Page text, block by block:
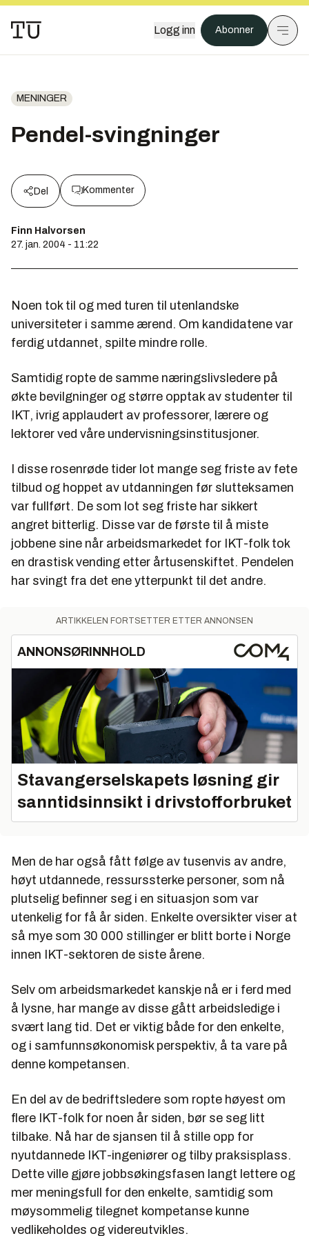
Logg inn Abonner
MENINGER
Pendel-svingninger
Del Kommenter
Finn Halvorsen
27. jan. 2004 - 11:22
Noen tok til og med turen til utenlandske
universiteter i samme ærend. Om kandidatene var
ferdig utdannet, spilte mindre rolle.
Samtidig ropte de samme næringslivsledere på
økte bevilgninger og større opptak av studenter til
IKT, ivrig applaudert av professorer, lærere og
lektorer ved våre undervisningsinstitusjoner.
I disse rosenrøde tider lot mange seg friste av fete
tilbud og hoppet av utdanningen før slutteksamen
var fullført. De som lot seg friste har sikkert
angret bitterlig. Disse var de første til å miste
jobbene sine når arbeidsmarkedet for IKT-folk tok
en drastisk vending etter årtusenskiftet. Pendelen
har svingt fra det ene ytterpunkt til det andre.
ARTIKKELEN FORTSETTER ETTER ANNONSEN
ANNONSØRINNHOLD
Stavangerselskapets løsning gir
sanntidsinnsikt i drivstofforbruket
Men de har også fått følge av tusenvis av andre,
høyt utdannede, ressurssterke personer, som nå
plutselig befinner seg i en situasjon som var
utenkelig for få år siden. Enkelte oversikter viser at
så mye som 30 000 stillinger er blitt borte i Norge
innen IKT-sektoren de siste årene.
Selv om arbeidsmarkedet kanskje nå er i ferd med
å lysne, har mange av disse gått arbeidsledige i
svært lang tid. Det er viktig både for den enkelte,
og i samfunnsøkonomisk perspektiv, å ta vare på
denne kompetansen.
En del av de bedriftsledere som ropte høyest om
flere IKT-folk for noen år siden, bør se seg litt
tilbake. Nå har de sjansen til å stille opp for
nyutdannede IKT-ingeniører og tilby praksisplass.
Dette ville gjøre jobbsøkingsfasen langt lettere og
mer meningsfull for den enkelte, samtidig som
møysommelig tilegnet kompetanse kunne
vedlikeholdes og videreutvikles.